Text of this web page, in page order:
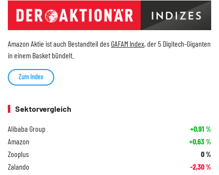
Amazon Aktie ist auch Bestandteil desGAFAM Index, der 5 Digitech-Giganten
in einem Basket bündelt.
Zum Index
Sektorvergleich
Alibaba Group +0,91 %
Amazon +0,63%
Zooplus 0%
Zalando -2,30%